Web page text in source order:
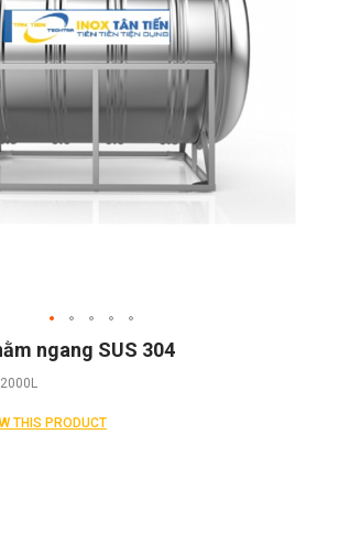
ngang SUS 304
THIS PRODUCT